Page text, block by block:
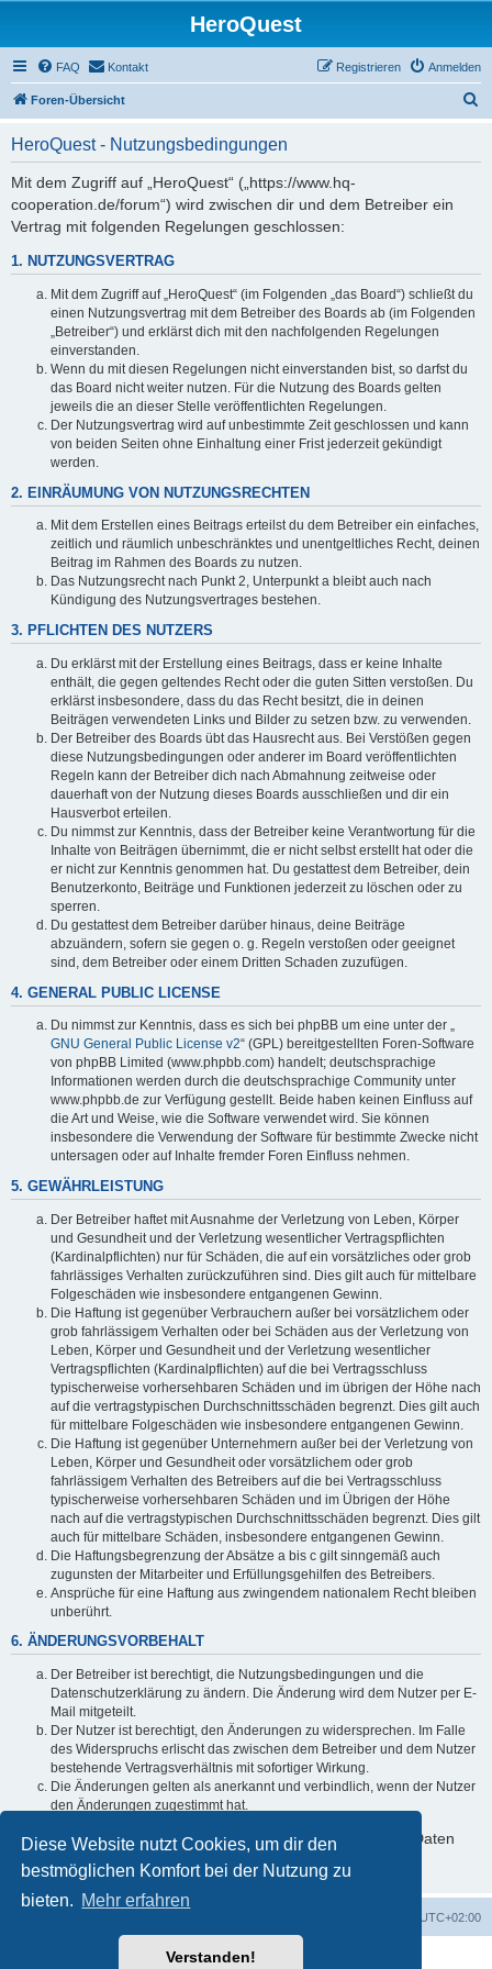
Diese Website nutzt Cookies, um dir den
bestmöglichen Komfort bei der Nutzung zu
bieten. Mehr erfahren
Verstanden!
HeroQuest
FAQ Kontakt Anmelden
Registrieren
Foren-Übersicht
HeroQuest - Nutzungsbedingungen
Mit dem Zugriff auf „HeroQuest“ („https://www.hq-
cooperation.de/forum“) wird zwischen dir und dem Betreiber ein
Vertrag mit folgenden Regelungen geschlossen:
1. NUTZUNGSVERTRAG
Mit dem Zugriff auf „HeroQuest“ (im Folgenden „das Board“) schließt du
einen Nutzungsvertrag mit dem Betreiber des Boards ab (im Folgenden
„Betreiber“) und erklärst dich mit den nachfolgenden Regelungen
einverstanden.
Wenn du mit diesen Regelungen nicht einverstanden bist, so darfst du
das Board nicht weiter nutzen. Für die Nutzung des Boards gelten
jeweils die an dieser Stelle veröffentlichten Regelungen.
Der Nutzungsvertrag wird auf unbestimmte Zeit geschlossen und kann
von beiden Seiten ohne Einhaltung einer Frist jederzeit gekündigt
werden.
2. EINRÄUMUNG VON NUTZUNGSRECHTEN
Mit dem Erstellen eines Beitrags erteilst du dem Betreiber ein einfaches,
zeitlich und räumlich unbeschränktes und unentgeltliches Recht, deinen
Beitrag im Rahmen des Boards zu nutzen.
Das Nutzungsrecht nach Punkt 2, Unterpunkt a bleibt auch nach
Kündigung des Nutzungsvertrages bestehen.
3. PFLICHTEN DES NUTZERS
Du erklärst mit der Erstellung eines Beitrags, dass er keine Inhalte
enthält, die gegen geltendes Recht oder die guten Sitten verstoßen. Du
erklärst insbesondere, dass du das Recht besitzt, die in deinen
Beiträgen verwendeten Links und Bilder zu setzen bzw. zu verwenden.
Der Betreiber des Boards übt das Hausrecht aus. Bei Verstößen gegen
diese Nutzungsbedingungen oder anderer im Board veröffentlichten
Regeln kann der Betreiber dich nach Abmahnung zeitweise oder
dauerhaft von der Nutzung dieses Boards ausschließen und dir ein
Hausverbot erteilen.
Du nimmst zur Kenntnis, dass der Betreiber keine Verantwortung für die
Inhalte von Beiträgen übernimmt, die er nicht selbst erstellt hat oder die
er nicht zur Kenntnis genommen hat. Du gestattest dem Betreiber, dein
Benutzerkonto, Beiträge und Funktionen jederzeit zu löschen oder zu
sperren.
Du gestattest dem Betreiber darüber hinaus, deine Beiträge
abzuändern, sofern sie gegen o. g. Regeln verstoßen oder geeignet
sind, dem Betreiber oder einem Dritten Schaden zuzufügen.
4. GENERAL PUBLIC LICENSE
Du nimmst zur Kenntnis, dass es sich bei phpBB um eine unter der „
GNU General Public License v2“ (GPL) bereitgestellten Foren-Software
von phpBB Limited (www.phpbb.com) handelt; deutschsprachige
Informationen werden durch die deutschsprachige Community unter
www.phpbb.de zur Verfügung gestellt. Beide haben keinen Einfluss auf
die Art und Weise, wie die Software verwendet wird. Sie können
insbesondere die Verwendung der Software für bestimmte Zwecke nicht
untersagen oder auf Inhalte fremder Foren Einfluss nehmen.
5. GEWÄHRLEISTUNG
Der Betreiber haftet mit Ausnahme der Verletzung von Leben, Körper
und Gesundheit und der Verletzung wesentlicher Vertragspflichten
(Kardinalpflichten) nur für Schäden, die auf ein vorsätzliches oder grob
fahrlässiges Verhalten zurückzuführen sind. Dies gilt auch für mittelbare
Folgeschäden wie insbesondere entgangenen Gewinn.
Die Haftung ist gegenüber Verbrauchern außer bei vorsätzlichem oder
grob fahrlässigem Verhalten oder bei Schäden aus der Verletzung von
Leben, Körper und Gesundheit und der Verletzung wesentlicher
Vertragspflichten (Kardinalpflichten) auf die bei Vertragsschluss
typischerweise vorhersehbaren Schäden und im übrigen der Höhe nach
auf die vertragstypischen Durchschnittsschäden begrenzt. Dies gilt auch
für mittelbare Folgeschäden wie insbesondere entgangenen Gewinn.
Die Haftung ist gegenüber Unternehmern außer bei der Verletzung von
Leben, Körper und Gesundheit oder vorsätzlichem oder grob
fahrlässigem Verhalten des Betreibers auf die bei Vertragsschluss
typischerweise vorhersehbaren Schäden und im Übrigen der Höhe
nach auf die vertragstypischen Durchschnittsschäden begrenzt. Dies gilt
auch für mittelbare Schäden, insbesondere entgangenen Gewinn.
Die Haftungsbegrenzung der Absätze a bis c gilt sinngemäß auch
zugunsten der Mitarbeiter und Erfüllungsgehilfen des Betreibers.
Ansprüche für eine Haftung aus zwingendem nationalem Recht bleiben
unberührt.
6. ÄNDERUNGSVORBEHALT
Der Betreiber ist berechtigt, die Nutzungsbedingungen und die
Datenschutzerklärung zu ändern. Die Änderung wird dem Nutzer per E-
Mail mitgeteilt.
Der Nutzer ist berechtigt, den Änderungen zu widersprechen. Im Falle
des Widerspruchs erlischt das zwischen dem Betreiber und dem Nutzer
bestehende Vertragsverhältnis mit sofortiger Wirkung.
Die Änderungen gelten als anerkannt und verbindlich, wenn der Nutzer
den Änderungen zugestimmt hat.
Informationen über den Umgang mit deinen persönlichen Daten
sind in der Datenschutzerklärung enthalten.
UTC+02:00
Powered byphpBB® Forum Software © phpBB Limited